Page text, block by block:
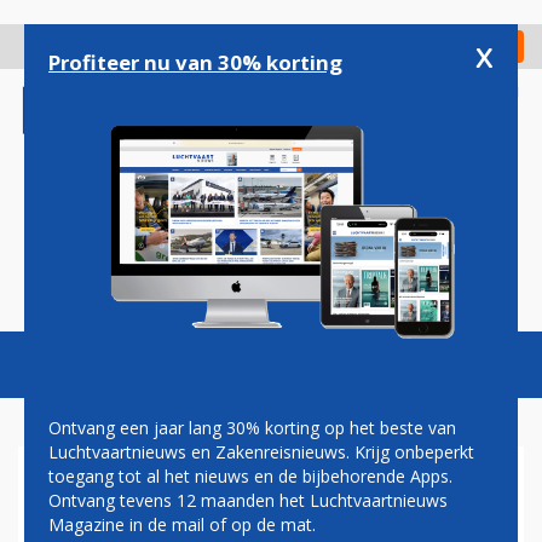
gaan
Check in
Magazine Podcasts Vacatures
IN BEELD: GARUDA
Profiteer nu van 30% korting x
Ontvang een jaar lang 30% korting op het beste van
Luchtvaartnieuws en Zakenreisnieuws. Krijg onbeperkt
toegang tot al het nieuws en de bijbehorende Apps.
Ontvang tevens 12 maanden het Luchtvaartnieuws
Magazine in de mail of op de mat.